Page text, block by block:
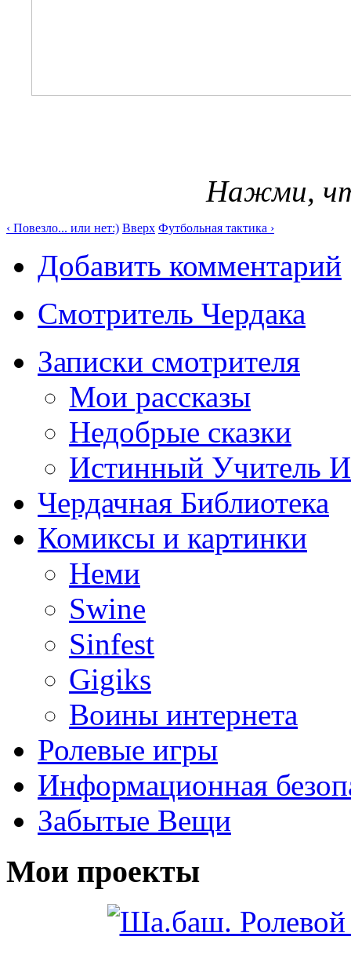
Нажми,
‹ Повезло... или нет:) Вверх Футбольная тактика ›
Добавить комментарий
Смотритель Чердака
Записки смотрителя
Мои рассказы
Недобрые сказки
Истинный Учитель
Чердачная Библиотека
Комиксы и картинки
Неми
Swine
Sinfest
Gigiks
Воины интернета
Ролевые игры
Информационная
Забытые Вещи
Мои проекты